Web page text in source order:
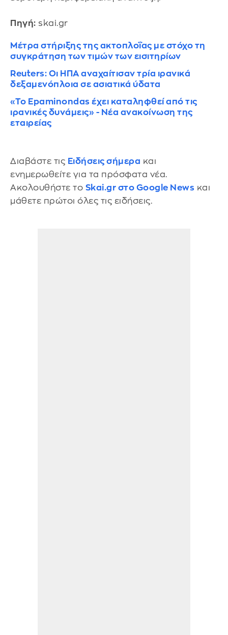
Πηγή: skai.gr
Μέτρα στήριξης της ακτοπλοΐας με στόχο τη
συγκράτηση των τιμών των εισιτηρίων
Reuters: Οι ΗΠΑ αναχαίτισαν τρία ιρανικά
δεξαμενόπλοια σε ασιατικά ύδατα
«Το Epaminondas έχει καταληφθεί από τις
ιρανικές δυνάμεις» - Νέα ανακοίνωση της
εταιρείας
Διαβάστε τις Ειδήσεις σήμερα και
ενημερωθείτε για τα πρόσφατα νέα.
Ακολουθήστε το Skai.gr στο Google News και
μάθετε πρώτοι όλες τις ειδήσεις.